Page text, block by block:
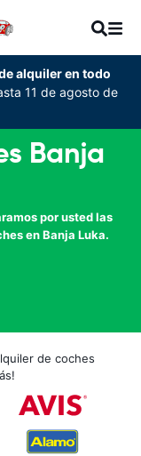
alquiler en todo
11 de agosto de
Banja
por usted las
en Banja Luka.
de coches